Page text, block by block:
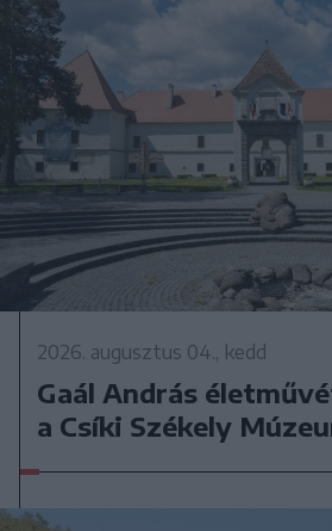
2026. augusztus 04., kedd
Gaál András
a Csíki Székely